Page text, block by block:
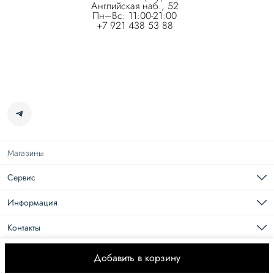
Добавить в корзину
Английская наб., 52
Пн–Вс: 11:00-21:00
+7 921 438 53 88
Магазины
Сервис
Подарочная карта
Доставка
Возврат
Документы
Информация
Карьера в Roseville
О нас
Контакты
Телефон
ОплатаДоставка Правила возврата